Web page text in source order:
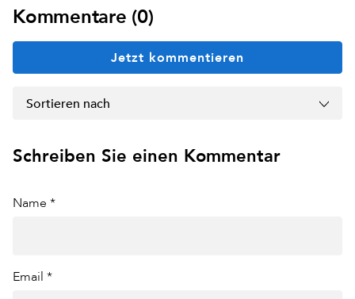
Kommentare (0)
Jetzt kommentieren
Sortieren nach
Schreiben Sie einen Kommentar
Name *
Email *